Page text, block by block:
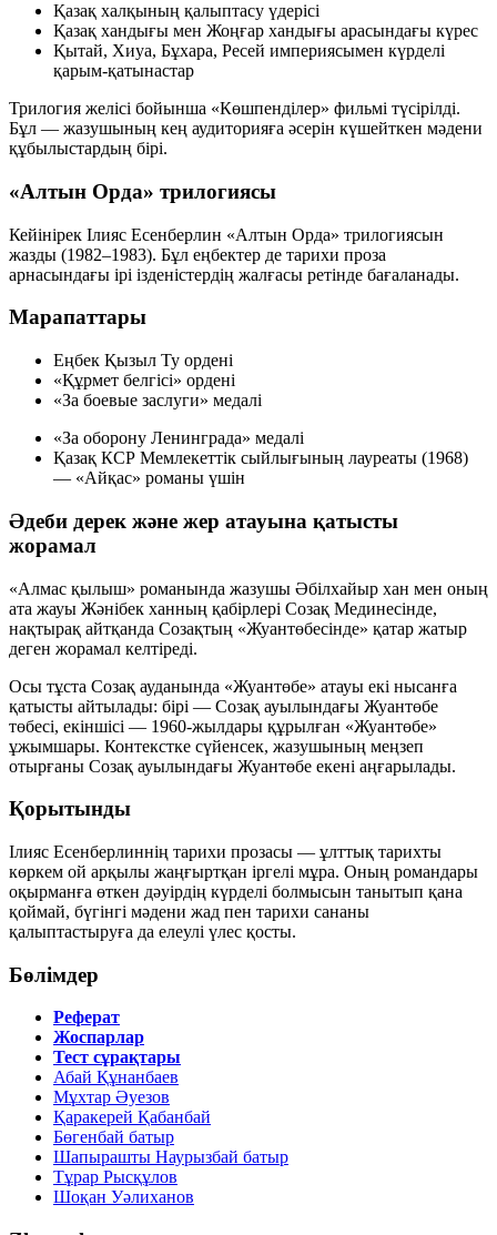
Қазақ халқының қалыптасу үдерісі
Қазақ хандығы мен Жоңғар хандығы арасындағы күрес
Қытай, Хиуа, Бұхара, Ресей империясымен күрделі
қарым-қатынастар
Трилогия желісі бойынша «Көшпенділер» фильмі түсірілді.
Бұл — жазушының кең аудиторияға әсерін күшейткен мәдени
құбылыстардың бірі.
«Алтын Орда» трилогиясы
Кейінірек Ілияс Есенберлин «Алтын Орда» трилогиясын
жазды (1982–1983). Бұл еңбектер де тарихи проза
арнасындағы ірі ізденістердің жалғасы ретінде бағаланады.
Марапаттары
Еңбек Қызыл Ту ордені
«Құрмет белгісі» ордені
«За боевые заслуги» медалі
«За оборону Ленинграда» медалі
Қазақ КСР Мемлекеттік сыйлығының лауреаты (1968)
— «Айқас» романы үшін
Әдеби дерек және жер атауына қатысты
жорамал
«Алмас қылыш» романында жазушы Әбілхайыр хан мен оның
ата жауы Жәнібек ханның қабірлері Созақ Мединесінде,
нақтырақ айтқанда Созақтың «Жуантөбесінде» қатар жатыр
деген жорамал келтіреді.
Осы тұста Созақ ауданында «Жуантөбе» атауы екі нысанға
қатысты айтылады: бірі — Созақ ауылындағы Жуантөбе
төбесі, екіншісі — 1960-жылдары құрылған «Жуантөбе»
ұжымшары. Контекстке сүйенсек, жазушының меңзеп
отырғаны Созақ ауылындағы Жуантөбе екені аңғарылады.
Қорытынды
Ілияс Есенберлиннің тарихи прозасы — ұлттық тарихты
көркем ой арқылы жаңғыртқан іргелі мұра. Оның романдары
оқырманға өткен дәуірдің күрделі болмысын танытып қана
қоймай, бүгінгі мәдени жад пен тарихи сананы
қалыптастыруға да елеулі үлес қосты.
Бөлімдер
Реферат
Жоспарлар
Тест сұрақтары
Абай Құнанбаев
Мұхтар Әуезов
Қаракерей Қабанбай
Бөгенбай батыр
Шапырашты Наурызбай батыр
Тұрар Рысқұлов
Шоқан Уәлиханов